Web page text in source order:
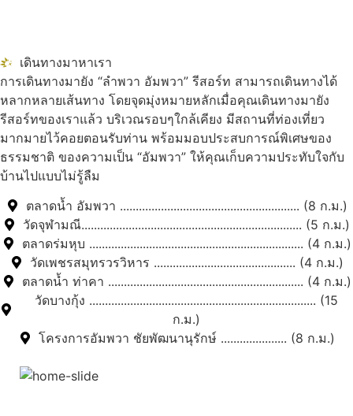
เดินทางมาหาเรา
การเดินทางมายัง “ลำพวา อัมพวา” รีสอร์ท สามารถเดินทางได้
หลากหลายเส้นทาง โดยจุดมุ่งหมายหลักเมื่อคุณเดินทางมายัง
รีสอร์ทของเราแล้ว บริเวณรอบๆใกล้เคียง มีสถานที่ท่องเที่ยว
มากมายไว้คอยตอนรับท่าน พร้อมมอบประสบการณ์พิเศษของ
ธรรมชาติ ของความเป็น “อัมพวา” ให้คุณเก็บความประทับใจกับ
บ้านไปแบบไม่รู้ลืม
ตลาดน้ำ อัมพวา ......................................................... (8 ก.ม.)
วัดจุฬามณี...................................................................... (5 ก.ม.)
ตลาดร่มหุบ .................................................................... (4 ก.ม.)
วัดเพชรสมุทรวรวิหาร ............................................. (4 ก.ม.)
ตลาดน้ำ ท่าคา .............................................................. (4 ก.ม.)
วัดบางกุ้ง ........................................................................ (15
ก.ม.)
โครงการอัมพวา ชัยพัฒนานุรักษ์ ..................... (8 ก.ม.)